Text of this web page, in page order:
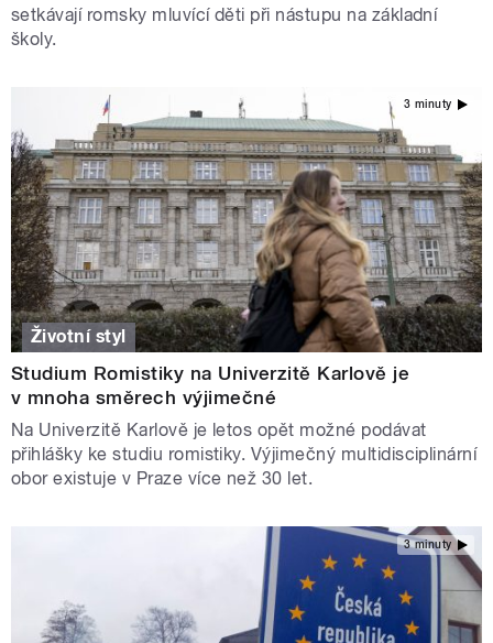
setkávají romsky mluvící děti při nástupu na základní
školy.
3 minuty
Životní styl
Studium Romistiky na Univerzitě Karlově je
v mnoha směrech výjimečné
Na Univerzitě Karlově je letos opět možné podávat
přihlášky ke studiu romistiky. Výjimečný multidisciplinární
obor existuje v Praze více než 30 let.
3 minuty